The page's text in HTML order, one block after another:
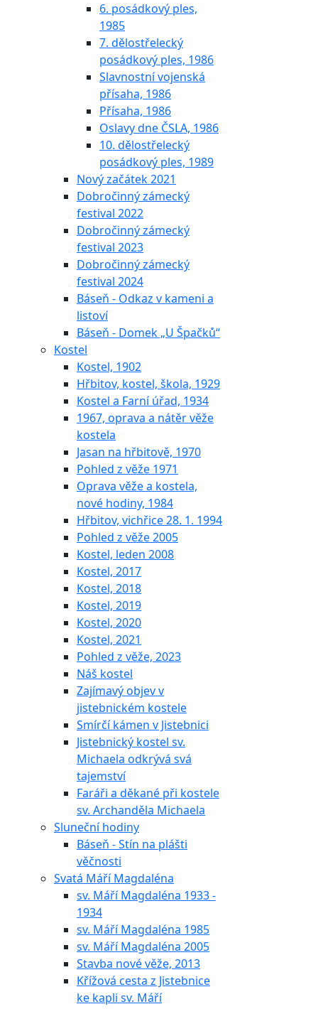
6. posádkový ples,
1985
7. dělostřelecký
posádkový ples, 1986
Slavnostní vojenská
přísaha, 1986
Přísaha, 1986
Oslavy dne ČSLA, 1986
10. dělostřelecký
posádkový ples, 1989
Nový začátek 2021
Dobročinný zámecký
festival 2022
Dobročinný zámecký
festival 2023
Dobročinný zámecký
festival 2024
Báseň - Odkaz v kameni a
listoví
Báseň - Domek „U Špačků“
Kostel
Kostel, 1902
Hřbitov, kostel, škola, 1929
Kostel a Farní úřad, 1934
1967, oprava a nátěr věže
kostela
Jasan na hřbitově, 1970
Pohled z věže 1971
Oprava věže a kostela,
nové hodiny, 1984
Hřbitov, vichřice 28. 1. 1994
Pohled z věže 2005
Kostel, leden 2008
Kostel, 2017
Kostel, 2018
Kostel, 2019
Kostel, 2020
Kostel, 2021
Pohled z věže, 2023
Náš kostel
Zajímavý objev v
jistebnickém kostele
Smírčí kámen v Jistebnici
Jistebnický kostel sv.
Michaela odkrývá svá
tajemství
Faráři a děkané při kostele
sv. Archanděla Michaela
Sluneční hodiny
Báseň - Stín na plášti
věčnosti
Svatá Máří Magdaléna
sv. Máří Magdaléna 1933 -
1934
sv. Máří Magdaléna 1985
sv. Máří Magdaléna 2005
Stavba nové věže, 2013
Křížová cesta z Jistebnice
ke kapli sv. Máří